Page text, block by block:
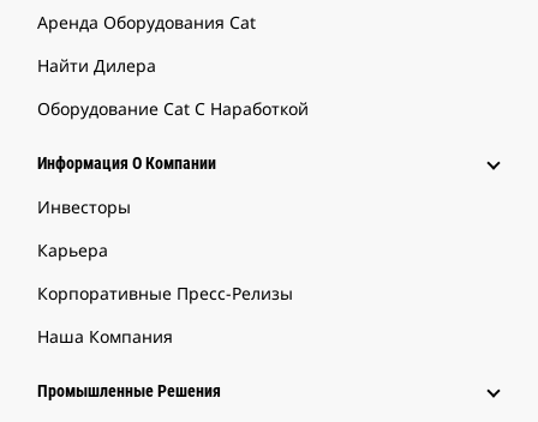
Аренда Оборудования Cat
Найти Дилера
Оборудование Cat С Наработкой
Информация О Компании
Инвесторы
Карьера
Корпоративные Пресс-Релизы
Наша Компания
Промышленные Решения